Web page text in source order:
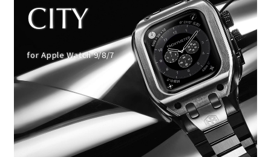
CITY
for Apple Watch 9/8/7